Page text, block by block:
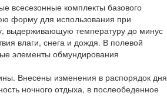
всесезонные комплекты базового
форму для использования при
выдерживающую температуру до минус
влаги, снега и дождя. В полевой
элементы обмундирования
Внесены изменения в распорядок дня
ночного отдыха, в послеобеденное